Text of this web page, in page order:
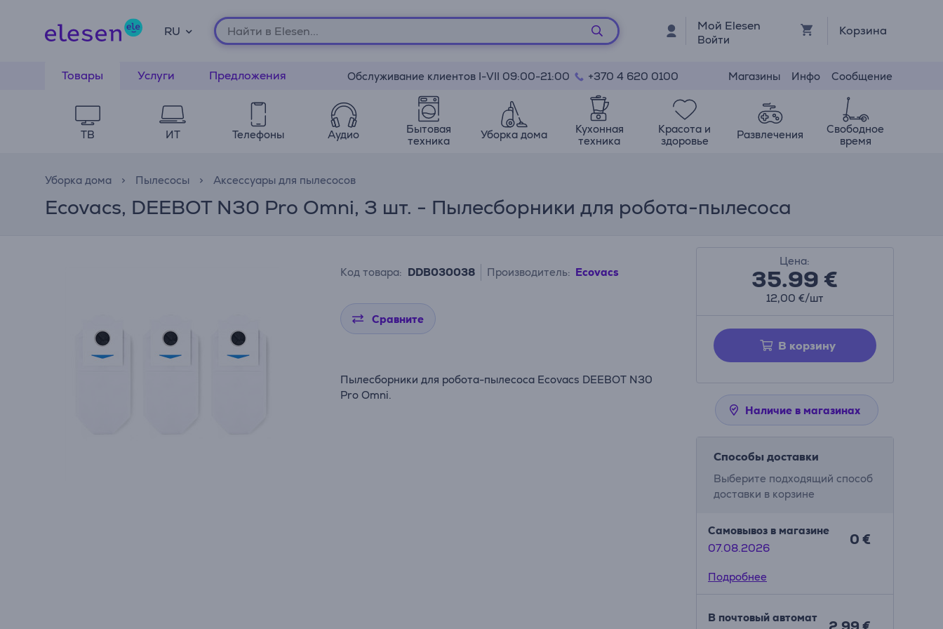
RU Мой Elesen
Войти
Корзина
Товары Услуги Предложения Обслуживание клиентов I-VII 09:00-21:00 +370 4 620 0100 Магазины Инфо Сообщение
ТВ ИТ Телефоны Аудио
Бытовая
техника
Уборка дома
Кухонная
техника
Красота и
здоровье
Развлечения
Свободное
время
Уборка дома Пылесосы Аксессуары для пылесосов
Ecovacs, DEEBOT N30 Pro Omni, 3 шт. - Пылесборники для робота-пылесоса
Код товара: DDB030038 Производитель: Ecovacs
Сравните
Пылесборники для робота-пылесоса Ecovacs DEEBOT N30
Pro Omni.
Цена:
35.99€
12,00 €/шт
В корзину
Наличие в магазинах
Способы доставки
Выберите подходящий способ
доставки в корзине
Самовывоз в магазине
07.08.2026
0 €
Подробнее
В почтовый автомат